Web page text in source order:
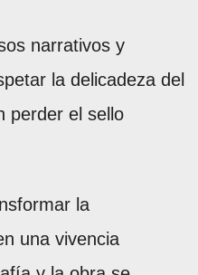
narrativos y
la delicadeza del
perder el sello
la
una vivencia